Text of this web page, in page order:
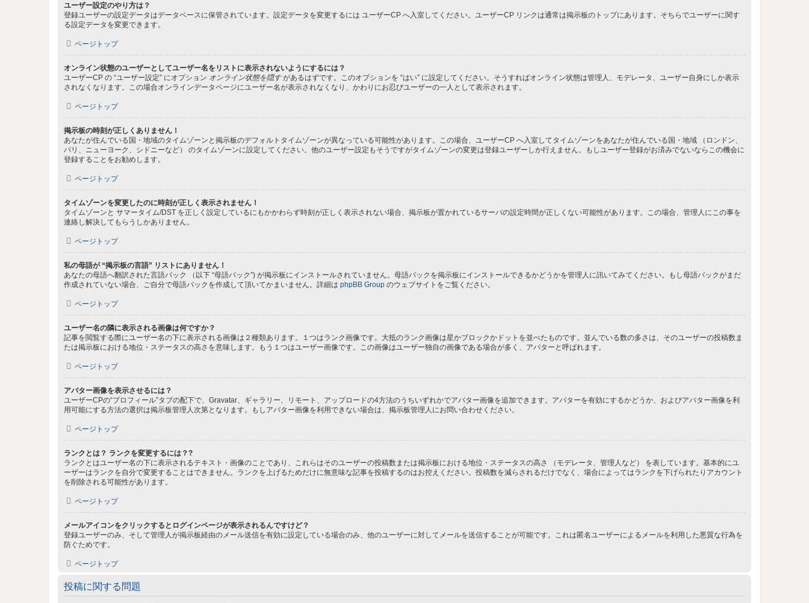
ユーザー設定のやり方は？
登録ユーザーの設定データはデータベースに保管されています。設定データを変更するには ユーザーCP へ入室してください。ユーザーCP リンクは通常は掲示板のトップにあります。そちらでユーザーに関す
る設定データを変更できます。
ページトップ
オンライン状態のユーザーとしてユーザー名をリストに表示されないようにするには？
ユーザーCP の “ユーザー設定” にオプション オンライン状態を隠すがあるはずです。このオプションを “はい” に設定してください。そうすればオンライン状態は管理人、モデレータ、ユーザー自身にしか表示
されなくなります。この場合オンラインデータページにユーザー名が表示されなくなり、かわりにお忍びユーザーの一人として表示されます。
ページトップ
掲示板の時刻が正しくありません！
あなたが住んでいる国・地域のタイムゾーンと掲示板のデフォルトタイムゾーンが異なっている可能性があります。この場合、ユーザーCP へ入室してタイムゾーンをあなたが住んでいる国・地域 （ロンドン、
パリ、ニューヨーク、シドニーなど） のタイムゾーンに設定してください。他のユーザー設定もそうですがタイムゾーンの変更は登録ユーザーしか行えません。もしユーザー登録がお済みでないならこの機会に
登録することをお勧めします。
ページトップ
タイムゾーンを変更したのに時刻が正しく表示されません！
タイムゾーンと サマータイム/DST を正しく設定しているにもかかわらず時刻が正しく表示されない場合、掲示板が置かれているサーバの設定時間が正しくない可能性があります。この場合、管理人にこの事を
連絡し解決してもらうしかありません。
ページトップ
私の母語が “掲示板の言語” リストにありません！
あなたの母語へ翻訳された言語パック （以下 “母語パック”) が掲示板にインストールされていません。母語パックを掲示板にインストールできるかどうかを管理人に訊いてみてください。もし母語パックがまだ
作成されていない場合、ご自分で母語パックを作成して頂いてかまいません。詳細は phpBB Group のウェブサイトをご覧ください。
ページトップ
ユーザー名の隣に表示される画像は何ですか？
記事を閲覧する際にユーザー名の下に表示される画像は２種類あります。１つはランク画像です。大抵のランク画像は星かブロックかドットを並べたものです。並んでいる数の多さは、そのユーザーの投稿数ま
たは掲示板における地位・ステータスの高さを意味します。もう１つはユーザー画像です。この画像はユーザー独自の画像である場合が多く、アバターと呼ばれます。
ページトップ
アバター画像を表示させるには？
ユーザーCPの“プロフィール”タブの配下で、Gravatar、ギャラリー、リモート、アップロードの4方法のうちいずれかでアバター画像を追加できます。アバターを有効にするかどうか、およびアバター画像を利
用可能にする方法の選択は掲示板管理人次第となります。もしアバター画像を利用できない場合は、掲示板管理人にお問い合わせください。
ページトップ
ランクとは？ ランクを変更するには？?
ランクとはユーザー名の下に表示されるテキスト・画像のことであり、これらはそのユーザーの投稿数または掲示板における地位・ステータスの高さ （モデレータ、管理人など） を表しています。基本的にユ
ーザーはランクを自分で変更することはできません。ランクを上げるためだけに無意味な記事を投稿するのはお控えください。投稿数を減らされるだけでなく、場合によってはランクを下げられたりアカウント
を削除される可能性があります。
ページトップ
メールアイコンをクリックするとログインページが表示されるんですけど？
登録ユーザーのみ、そして管理人が掲示板経由のメール送信を有効に設定している場合のみ、他のユーザーに対してメールを送信することが可能です。これは匿名ユーザーによるメールを利用した悪質な行為を
防ぐためです。
ページトップ
投稿に関する問題